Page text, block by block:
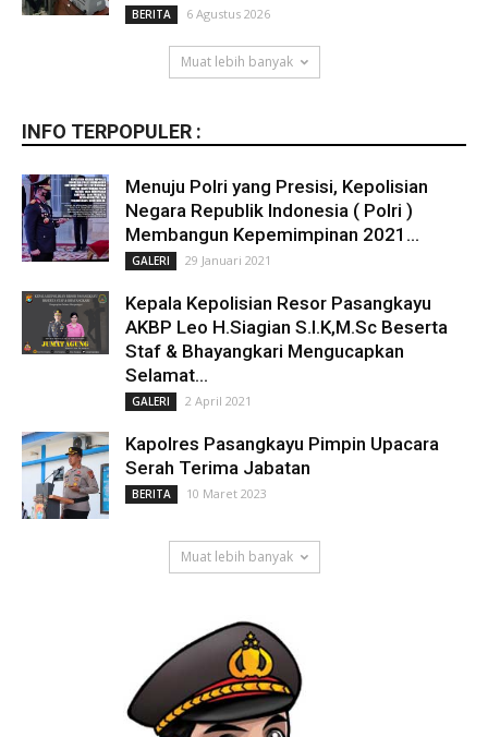
BERITA 6 Agustus 2026
Muat lebih banyak
INFO TERPOPULER :
Menuju Polri yang Presisi, Kepolisian
Negara Republik Indonesia ( Polri )
Membangun Kepemimpinan 2021...
GALERI 29 Januari 2021
Kepala Kepolisian Resor Pasangkayu
AKBP Leo H.Siagian S.I.K,M.Sc Beserta
Staf & Bhayangkari Mengucapkan
Selamat...
GALERI 2 April 2021
Kapolres Pasangkayu Pimpin Upacara
Serah Terima Jabatan
BERITA 10 Maret 2023
Muat lebih banyak